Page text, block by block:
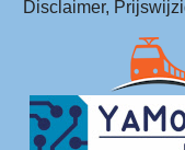
Disclaimer,